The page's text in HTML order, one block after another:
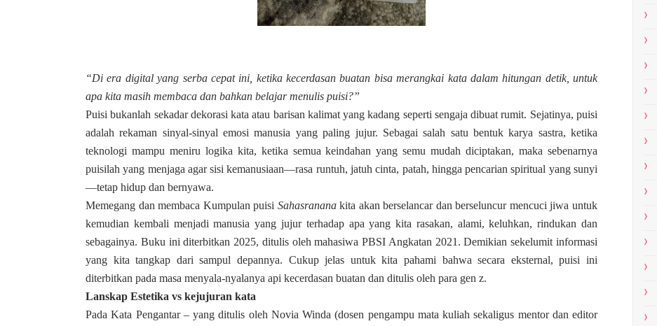
“Di era digital yang serba cepat ini, ketika kecerdasan buatan bisa merangkai kata dalam hitungan detik, untuk
apa kita masih membaca dan bahkan belajar menulis puisi?”
Puisi bukanlah sekadar dekorasi kata atau barisan kalimat yang kadang seperti sengaja dibuat rumit. Sejatinya, puisi
adalah rekaman sinyal-sinyal emosi manusia yang paling jujur. Sebagai salah satu bentuk karya sastra, ketika
teknologi mampu meniru logika kita, ketika semua keindahan yang semu mudah diciptakan, maka sebenarnya
puisilah yang menjaga agar sisi kemanusiaan—rasa runtuh, jatuh cinta, patah, hingga pencarian spiritual yang sunyi
—tetap hidup dan bernyawa.
Memegang dan membaca Kumpulan puisi Sahasrananakita akan berselancar dan berseluncur mencuci jiwa untuk
kemudian kembali menjadi manusia yang jujur terhadap apa yang kita rasakan, alami, keluhkan, rindukan dan
sebagainya. Buku ini diterbitkan 2025, ditulis oleh mahasiwa PBSI Angkatan 2021. Demikian sekelumit informasi
yang kita tangkap dari sampul depannya. Cukup jelas untuk kita pahami bahwa secara eksternal, puisi ini
diterbitkan pada masa menyala-nyalanya api kecerdasan buatan dan ditulis oleh para gen z.
Lanskap Estetika vs kejujuran kata
Pada Kata Pengantar – yang ditulis oleh Novia Winda (dosen pengampu mata kuliah sekaligus mentor dan editor